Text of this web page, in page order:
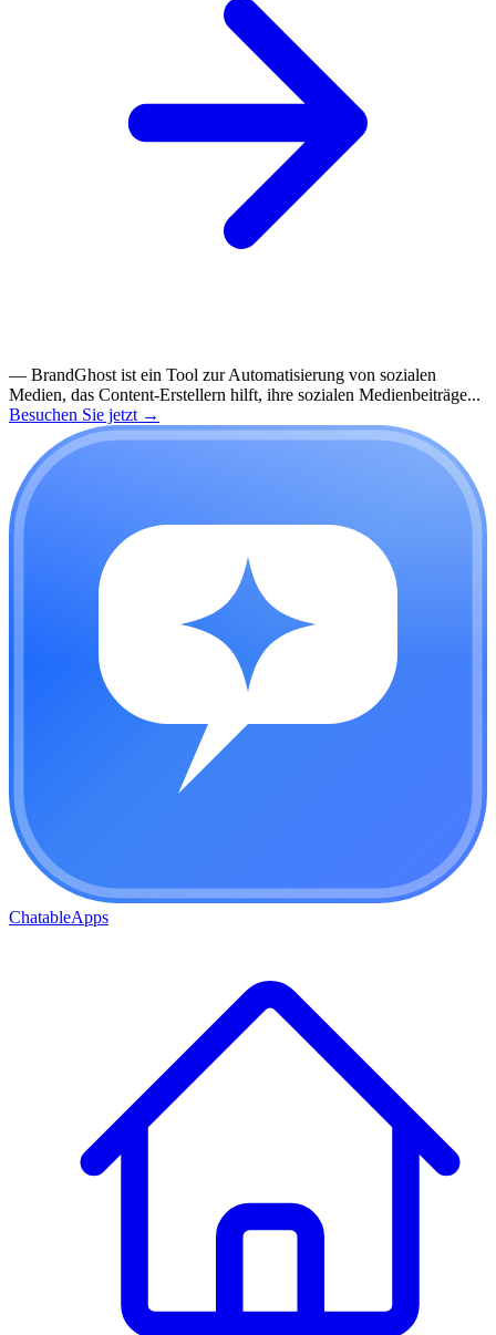
— BrandGhost ist ein Tool zur Automatisierung von sozialen
Medien, das Content-Erstellern hilft, ihre sozialen Medienbeiträge...
Besuchen Sie jetzt →
ChatableApps